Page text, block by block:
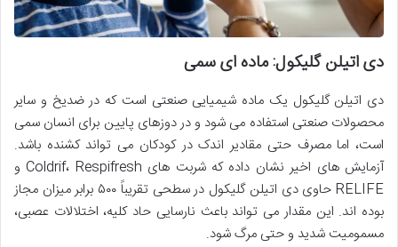
دی اتیلن گلیکول: ماده ای سمی
دی اتیلن گلیکول یک ماده شیمیایی صنعتی است که در ضدیخ و سایر
محصولات صنعتی استفاده می شود و در دوزهای پایین برای انسان سمی
است، اما مصرف حتی مقادیر اندک در کودکان می تواند کشنده باشد.
آزمایش های اخیر نشان داده که شربت های Coldrif، Respifresh و
RELIFE حاوی دی اتیلن گلیکول در سطحی تقریباً ۵۰۰ برابر میزان مجاز
بوده اند. این مقدار می تواند باعث نارسایی حاد کلیه، اختلالات عصبی،
مسمومیت شدید و حتی مرگ شود.